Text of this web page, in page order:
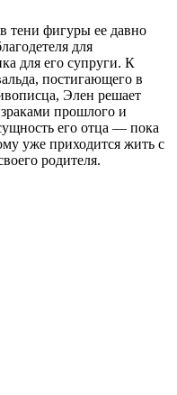
тени фигуры ее давно
для
для его супруги. К
постигающего в
Элен решает
прошлого и
его отца — пока
уже приходится жить с
родителя.